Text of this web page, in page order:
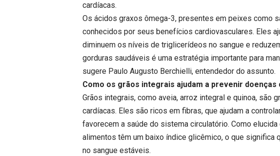
cardíacas.
Os ácidos graxos ômega-3, presentes em peixes como
conhecidos por seus benefícios cardiovasculares. Eles
diminuem os níveis de triglicerídeos no sangue e
gorduras saudáveis é uma estratégia importante para
sugere Paulo Augusto Berchielli, entendedor do assunto.
Como os grãos integrais ajudam a prevenir doenças
Grãos integrais, como aveia, arroz integral e quinoa, são
cardíacas. Eles são ricos em fibras, que ajudam a
favorecem a saúde do sistema circulatório. Como
alimentos têm um baixo índice glicêmico, o que significa
no sangue estáveis.